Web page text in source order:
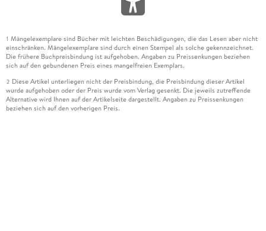
1 Mängelexemplare sind Bücher mit leichten Beschädigungen, die das Lesen aber nicht
einschränken. Mängelexemplare sind durch einen Stempel als solche gekennzeichnet.
Die frühere Buchpreisbindung ist aufgehoben. Angaben zu Preissenkungen beziehen
sich auf den gebundenen Preis eines mangelfreien Exemplars.
2 Diese Artikel unterliegen nicht der Preisbindung, die Preisbindung dieser Artikel
wurde aufgehoben oder der Preis wurde vom Verlag gesenkt. Die jeweils zutreffende
Alternative wird Ihnen auf der Artikelseite dargestellt. Angaben zu Preissenkungen
beziehen sich auf den vorherigen Preis.